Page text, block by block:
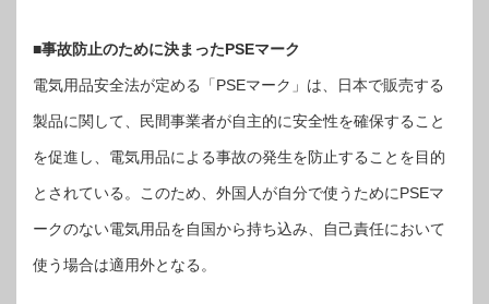
■事故防止のために決まったPSEマーク
電気用品安全法が定める「PSEマーク」は、日本で販売する
製品に関して、民間事業者が自主的に安全性を確保すること
を促進し、電気用品による事故の発生を防止することを目的
とされている。このため、外国人が自分で使うためにPSEマ
ークのない電気用品を自国から持ち込み、自己責任において
使う場合は適用外となる。